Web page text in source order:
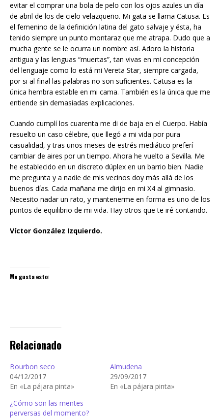
evitar el comprar una bola de pelo con los ojos azules un día
de abril de los de cielo velazqueño. Mi gata se llama Catusa. Es
el femenino de la definición latina del gato salvaje y ésta, ha
tenido siempre un punto montaraz que me atrapa. Dudo que a
mucha gente se le ocurra un nombre así. Adoro la historia
antigua y las lenguas “muertas”, tan vivas en mi concepción
del lenguaje como lo está mi Vereta Star, siempre cargada,
por si al final las palabras no son suficientes. Catusa es la
única hembra estable en mi cama. También es la única que me
entiende sin demasiadas explicaciones.
Cuando cumplí los cuarenta me di de baja en el Cuerpo. Había
resuelto un caso célebre, que llegó a mi vida por pura
casualidad, y tras unos meses de estrés mediático preferí
cambiar de aires por un tiempo. Ahora he vuelto a Sevilla. Me
he establecido en un discreto dúplex en un barrio bien. Nadie
me pregunta y a nadie de mis vecinos doy más allá de los
buenos días. Cada mañana me dirijo en mi X4 al gimnasio.
Necesito nadar un rato, y mantenerme en forma es uno de los
puntos de equilibrio de mi vida. Hay otros que te iré contando.
Víctor González Izquierdo.
Me gusta esto:
Relacionado
Bourbon seco
04/12/2017
En «La pájara pinta»
Almudena
29/09/2017
En «La pájara pinta»
¿Cómo son las mentes
perversas del momento?